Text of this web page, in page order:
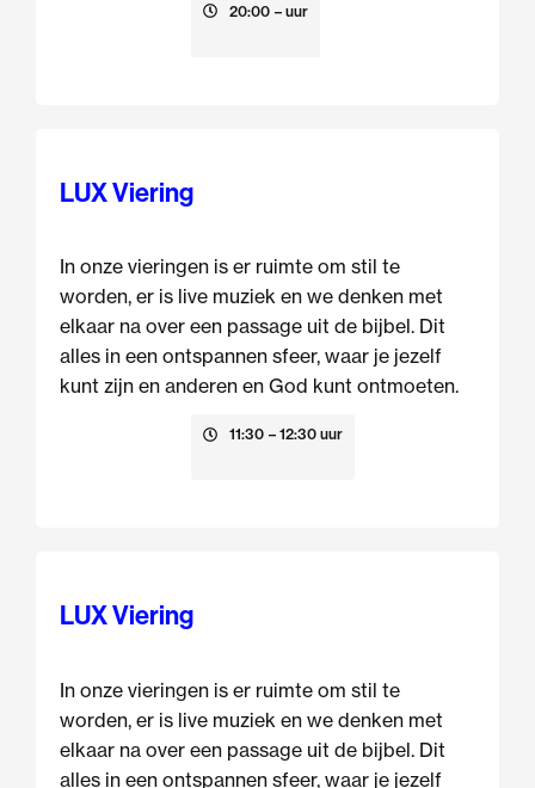
20:00 – uur
LUX Viering
In onze vieringen is er ruimte om stil te
worden, er is live muziek en we denken met
elkaar na over een passage uit de bijbel. Dit
alles in een ontspannen sfeer, waar je jezelf
kunt zijn en anderen en God kunt ontmoeten.
11:30 – 12:30 uur
LUX Viering
In onze vieringen is er ruimte om stil te
worden, er is live muziek en we denken met
elkaar na over een passage uit de bijbel. Dit
alles in een ontspannen sfeer, waar je jezelf